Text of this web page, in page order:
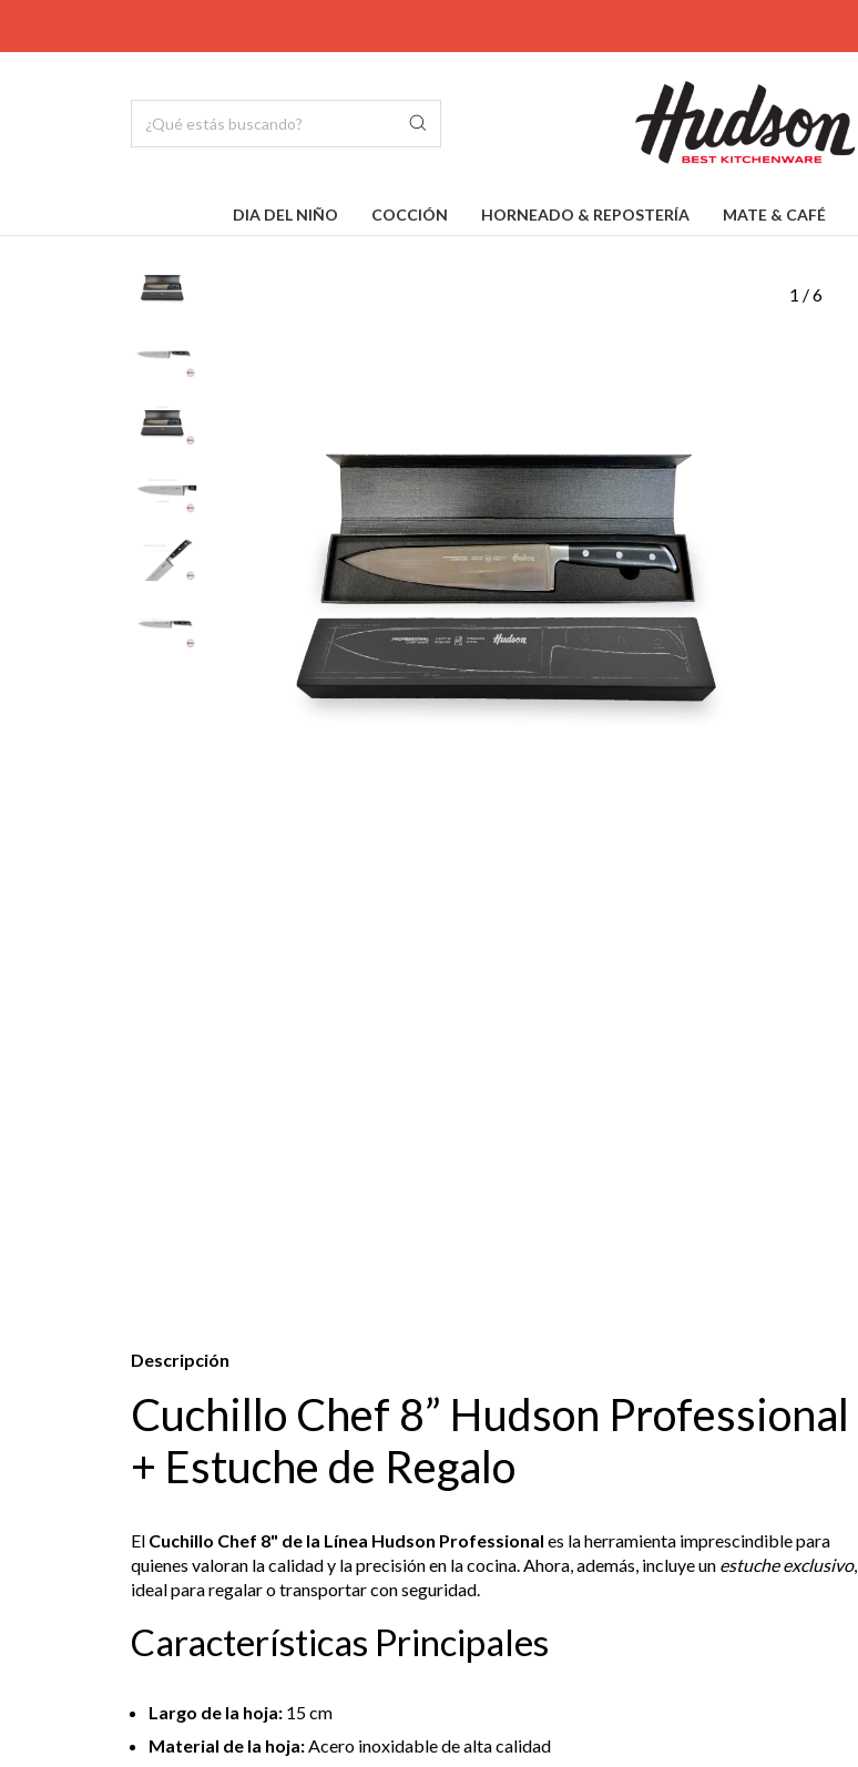
DIA DEL NIÑO COCCIÓN HORNEADO & REPOSTERÍA MATE & CAFÉ
1 /6
Descripción
Cuchillo Chef 8” Hudson Professional
+ Estuche de Regalo
El Cuchillo Chef 8" de la Línea Hudson Professional es la herramienta imprescindible para
quienes valoran la calidad y la precisión en la cocina. Ahora, además, incluye un estuche exclusivo,
ideal para regalar o transportar con seguridad.
Características Principales
Largo de la hoja: 15 cm
Material de la hoja:Acero inoxidable de alta calidad